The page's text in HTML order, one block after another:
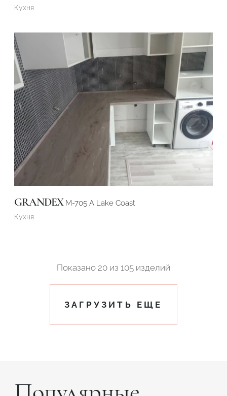
Кухня
GRANDEX M-705 A Lake Coast
Кухня
Показано 20 из 105 изделий
ЗАГРУЗИТЬ ЕЩЕ